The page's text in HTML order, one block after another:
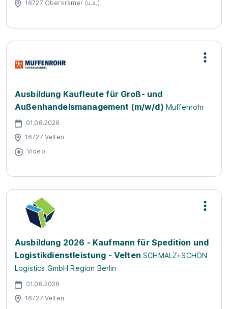
16727 Oberkrämer (u.a.)
Ausbildung Kaufleute für Groß- und
Außenhandelsmanagement (m/w/d) Muffenrohr
01.08.2026
16727 Velten
Video
Ausbildung 2026 - Kaufmann für Spedition und
Logistikdienstleistung - Velten SCHMALZ+SCHÖN
Logistics GmbH Region Berlin
01.08.2026
16727 Velten